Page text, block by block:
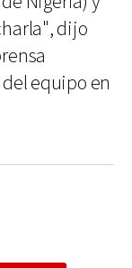
dijo
equipo en